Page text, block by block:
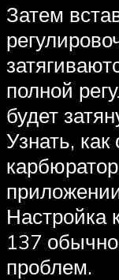
Затем
полной
будет
Узнать, как
Настройка
137
проблем.